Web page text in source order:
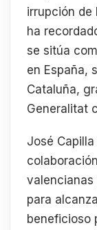
irrupción de
ha
se sitúa
en España,
Cataluña,
Generalitat
José
valencianas
para
beneficioso